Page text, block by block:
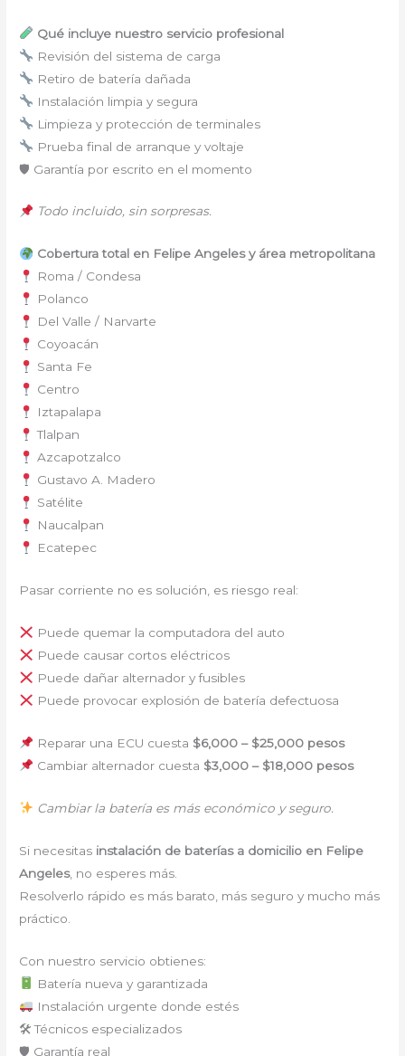
Qué incluye nuestro servicio profesional
Revisión del sistema de carga
Retiro de batería dañada
Instalación limpia y segura
Limpieza y protección de terminales
Prueba final de arranque y voltaje
🛡 Garantía por escrito en el momento
Todo incluido, sin sorpresas.
Cobertura total en Felipe Angeles y área metropolitana
Roma / Condesa
Polanco
Del Valle / Narvarte
Coyoacán
Santa Fe
Centro
Iztapalapa
Tlalpan
Azcapotzalco
Gustavo A. Madero
Satélite
Naucalpan
Ecatepec
Pasar corriente no es solución, es riesgo real:
Puede quemar la computadora del auto
Puede causar cortos eléctricos
Puede dañar alternador y fusibles
Puede provocar explosión de batería defectuosa
Reparar una ECU cuesta $6,000 – $25,000 pesos
Cambiar alternador cuesta $3,000 – $18,000 pesos
Cambiar la batería es más económico y seguro.
Si necesitas instalación de baterías a domicilio en Felipe
Angeles, no esperes más.
Resolverlo rápido es más barato, más seguro y mucho más
práctico.
Con nuestro servicio obtienes:
Batería nueva y garantizada
Instalación urgente donde estés
🛠 Técnicos especializados
🛡 Garantía real